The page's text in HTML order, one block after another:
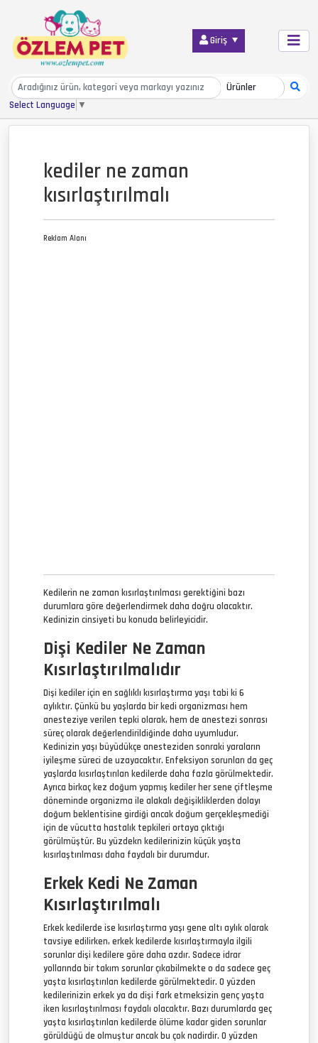
Giriş
Select Language ▼
kediler ne zaman
kısırlaştırılmalı
Reklam Alanı
Kedilerin ne zaman kısırlaştırılması gerektiğini bazı
durumlara göre değerlendirmek daha doğru olacaktır.
Kedinizin cinsiyeti bu konuda belirleyicidir.
Dişi Kediler Ne Zaman
Kısırlaştırılmalıdır
Dişi kediler için en sağlıklı kısırlaştırma yaşı tabi ki 6
aylıktır. Çünkü bu yaşlarda bir kedi organizması hem
anesteziye verilen tepki olarak, hem de anestezi sonrası
süreç olarak değerlendirildiğinde daha uyumludur.
Kedinizin yaşı büyüdükçe anesteziden sonraki yaraların
iyileşme süreci de uzayacaktır. Enfeksiyon sorunları da geç
yaşlarda kısırlaştırılan kedilerde daha fazla görülmektedir.
Ayrıca birkaç kez doğum yapmış kediler her sene çiftleşme
döneminde organizma ile alakalı değişikliklerden dolayı
doğum beklentisine girdiği ancak doğum gerçekleşmediği
için de vücutta hastalık tepkileri ortaya çıktığı
görülmüştür. Bu yüzdekn kedilerinizin küçük yaşta
kısırlaştırılması daha faydalı bir durumdur.
Erkek Kedi Ne Zaman
Kısırlaştırılmalı
Erkek kedilerde ise kısırlaştırma yaşı gene altı aylık olarak
tavsiye edilirken, erkek kedilerde kısırlaştırmayla ilgili
sorunlar dişi kedilere göre daha azdır. Sadece idrar
yollarında bir takım sorunlar çıkabilmekte o da sadece geç
yaşta kısırlaştırılan kedilerde görülmektedir. O yüzden
kedilerinizin erkek ya da dişi fark etmeksizin genç yaşta
iken kısırlaştırılması faydalı olacaktır. Bazı durumlarda geç
yaşta kısırlaştırılan kedilerde ölüme kadar giden sorunlar
görüldüğü de olmuştur ancak bu çok nadirdir. O yüzden